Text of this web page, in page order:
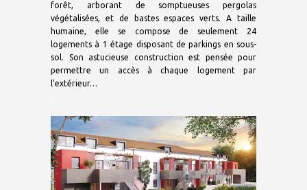
forêt, arborant de somptueuses pergolas
végétalisées, et de bastes espaces verts. A taille
humaine, elle se compose de seulement 24
logements à 1 étage disposant de parkings en sous-
sol. Son astucieuse construction est pensée pour
permettre un accès à chaque logement par
l’extérieur…